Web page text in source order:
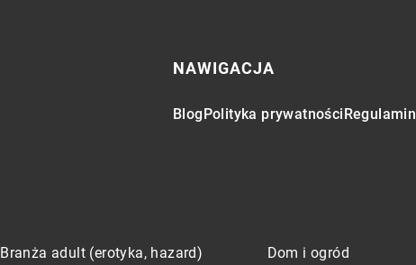
NAWIGACJA
BlogPolityka prywatnościRegulamin
Branża adult (erotyka, hazard) Dom i ogród